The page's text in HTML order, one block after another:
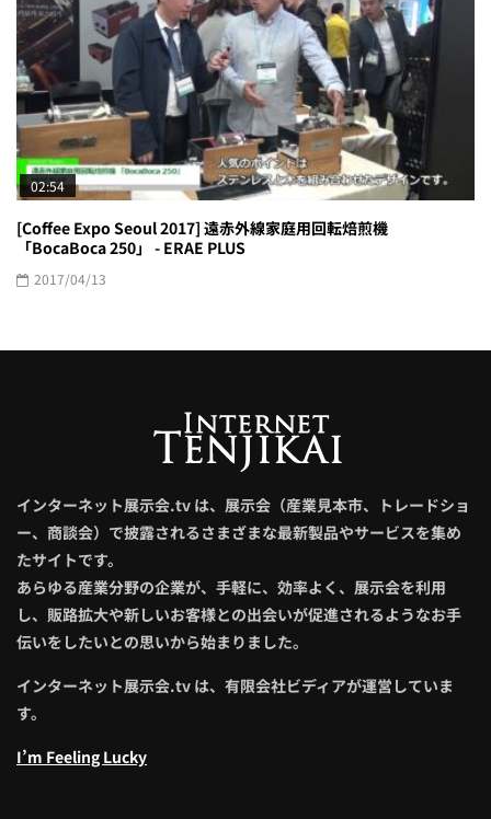
02:54
[Coffee Expo Seoul 2017] 遠赤外線家庭用回転焙煎機
「BocaBoca 250」 - ERAE PLUS
2017/04/13
インターネット展示会.tv は、展示会（産業見本市、トレードショ
ー、商談会）で披露されるさまざまな最新製品やサービスを集め
たサイトです。
あらゆる産業分野の企業が、手軽に、効率よく、展示会を利用
し、販路拡大や新しいお客様との出会いが促進されるようなお手
伝いをしたいとの思いから始まりました。
インターネット展示会.tv は、有限会社ビディアが運営していま
す。
I’m Feeling Lucky